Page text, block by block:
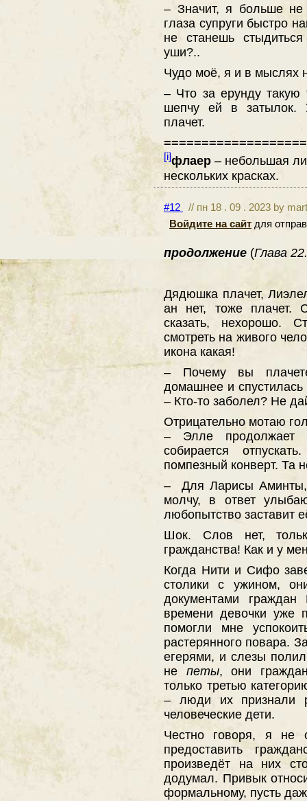
– Значит, я больше не
глаза супруги быстро
не станешь
уши?..
Чудо моё, я и в мыслях
– Что за ерунду
шепчу ей в затылок.
плачет.
[i]флаер – небольшая
нескольких красках.
#12
// пн 18 . 09 . 2023 by
Войдите на сайт для
продолжение (Глава
Дядюшка плачет,
ан нет, тоже плачет.
сказать, нехорошо.
смотреть на живого
икона какая!
– Почему вы
домашнее и
– Кто-то заболел? Не
Отрицательно мотаю
– Элле продолжает
собирается
помпезный конверт. Та
– Для Ларисы
молчу, в ответ
любопытство заставит
Шок. Слов нет,
гражданства! Как и у
Когда Нити и Сифо
столики с ужином,
документами граждан
времени девочки уже
помогли мне
растерянного повара.
егерями, и слезы
не петы, они
только третью
– люди их признали
человеческие дети.
Честно говоря, я не
предоставить
произведёт на них
додумал. Привык
формальному, пусть